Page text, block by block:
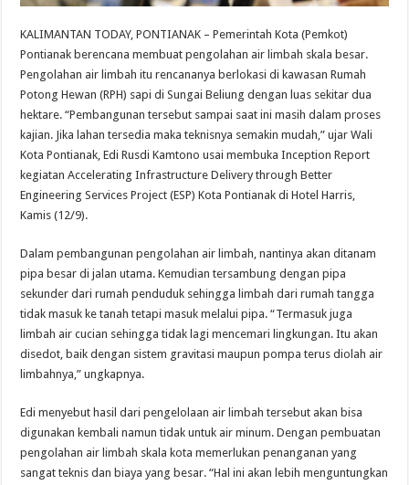
KALIMANTAN TODAY, PONTIANAK – Pemerintah Kota (Pemkot)
Pontianak berencana membuat pengolahan air limbah skala besar.
Pengolahan air limbah itu rencananya berlokasi di kawasan Rumah
Potong Hewan (RPH) sapi di Sungai Beliung dengan luas sekitar dua
hektare. “Pembangunan tersebut sampai saat ini masih dalam proses
kajian. Jika lahan tersedia maka teknisnya semakin mudah,” ujar Wali
Kota Pontianak, Edi Rusdi Kamtono usai membuka Inception Report
kegiatan Accelerating Infrastructure Delivery through Better
Engineering Services Project (ESP) Kota Pontianak di Hotel Harris,
Kamis (12/9).
Dalam pembangunan pengolahan air limbah, nantinya akan ditanam
pipa besar di jalan utama. Kemudian tersambung dengan pipa
sekunder dari rumah penduduk sehingga limbah dari rumah tangga
tidak masuk ke tanah tetapi masuk melalui pipa. “Termasuk juga
limbah air cucian sehingga tidak lagi mencemari lingkungan. Itu akan
disedot, baik dengan sistem gravitasi maupun pompa terus diolah air
limbahnya,” ungkapnya.
Edi menyebut hasil dari pengelolaan air limbah tersebut akan bisa
digunakan kembali namun tidak untuk air minum. Dengan pembuatan
pengolahan air limbah skala kota memerlukan penanganan yang
sangat teknis dan biaya yang besar. “Hal ini akan lebih menguntungkan